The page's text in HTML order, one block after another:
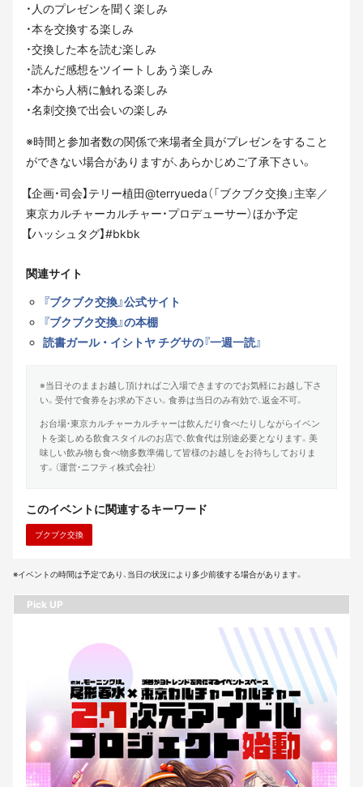
・人のプレゼンを聞く楽しみ
・本を交換する楽しみ
・交換した本を読む楽しみ
・読んだ感想をツイートしあう楽しみ
・本から人柄に触れる楽しみ
・名刺交換で出会いの楽しみ
※時間と参加者数の関係で来場者全員がプレゼンをすること
ができない場合がありますが、あらかじめご了承下さい。
【企画・司会】テリー植田@terryueda（「ブクブク交換」主宰／
東京カルチャーカルチャー・プロデューサー）ほか予定
【ハッシュタグ】#bkbk
関連サイト
『ブクブク交換』公式サイト
『ブクブク交換』の本棚
読書ガール ・ イシトヤ チグサの『一週一読』
※当日そのままお越し頂ければご入場できますのでお気軽にお越し下さ
い。受付で食券をお求め下さい。食券は当日のみ有効で、返金不可。
お台場・東京カルチャーカルチャーは飲んだり食べたりしながらイベン
トを楽しめる飲食スタイルのお店で、飲食代は別途必要となります。美
味しい飲み物も食べ物多数準備して皆様のお越しをお待ちしておりま
す。（運営・ニフティ株式会社）
このイベントに関連するキーワード
ブクブク交換
※イベントの時間は予定であり、当日の状況により多少前後する場合があります。
Pick UP